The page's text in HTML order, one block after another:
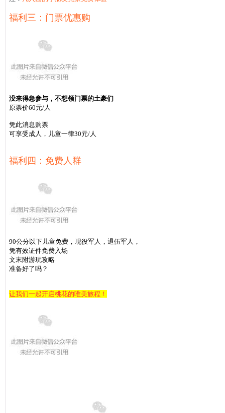
福利三：门票优惠购
没来得急参与，不想领门票的土豪们
原票价60元/人
凭此消息购票
可享受成人，儿童一律30元/人
福利四：免费人群
90公分以下儿童免费，现役军人，退伍军人，
凭有效证件免费入场
文末附游玩攻略
准备好了吗？
让我们一起开启桃花的唯美旅程！